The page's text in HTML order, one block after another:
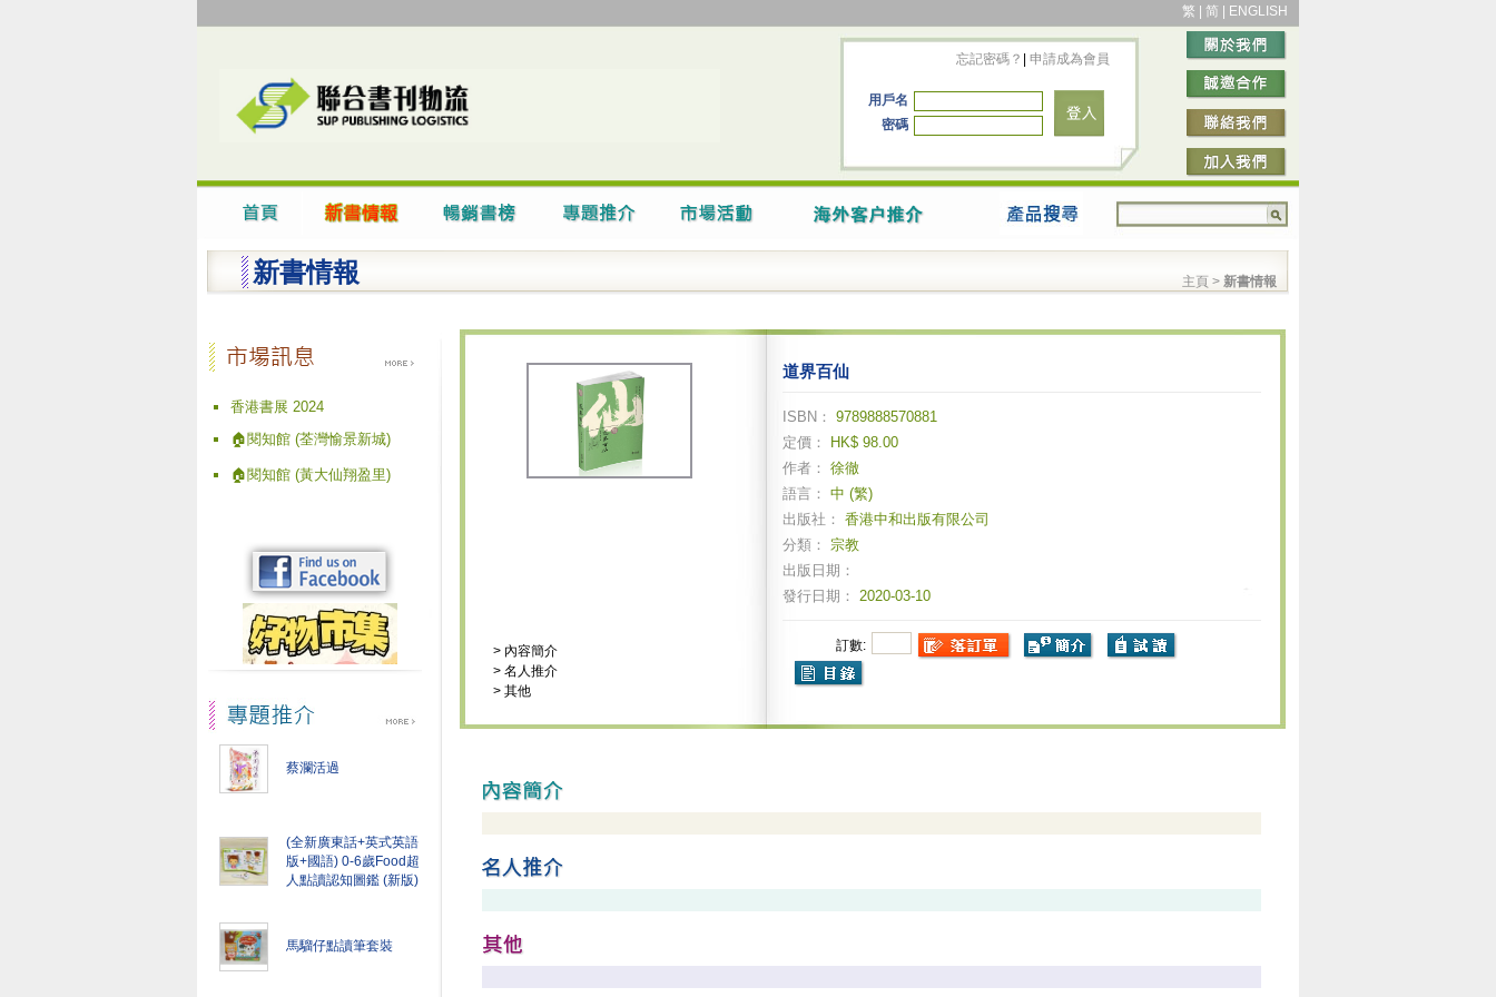
繁 简 ENGLISH
忘記密碼？ 申請成為會員
用戶名
密碼
新書情報 主頁 > 新書情報
香港書展 2024
🏠閱知館 (荃灣愉景新城)
🏠閱知館 (黃大仙翔盈里)
蔡瀾活過
(全新廣東話+英式英語
版+國語) 0-6歲Food超
人點讀認知圖鑑 (新版)
馬騮仔點讀筆套裝
> 內容簡介
> 名人推介
> 其他
道界百仙
ISBN： 9789888570881
定價：
HK$ 98.00
作者： 徐徹
語言： 中 (繁)
出版社： 香港中和出版有限公司
分類： 宗教
出版日期：
發行日期： 2020-03-10
訂數: